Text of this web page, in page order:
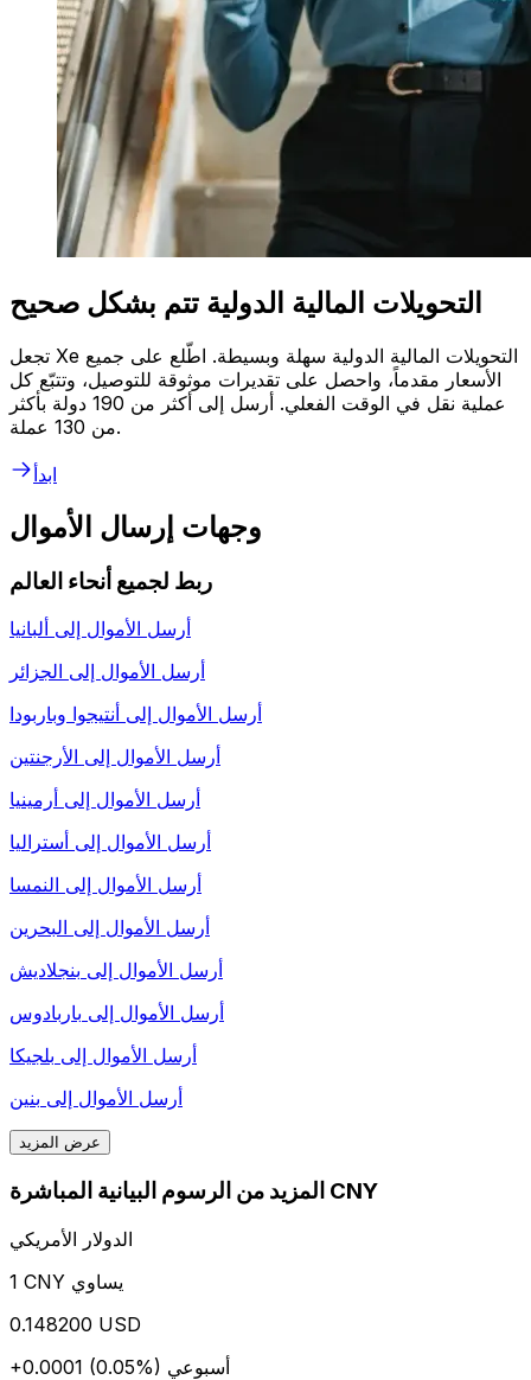
التحويلات المالية الدولية تتم بشكل صحيح
تجعل Xe التحويلات المالية الدولية سهلة وبسيطة. اطّلع على جميع
الأسعار مقدماً، واحصل على تقديرات موثوقة للتوصيل، وتتبّع كل
عملية نقل في الوقت الفعلي. أرسل إلى أكثر من 190 دولة بأكثر
من 130 عملة.
ابدأ
وجهات إرسال الأموال
ربط لجميع أنحاء العالم
أرسل الأموال إلى ألبانيا
أرسل الأموال إلى الجزائر
أرسل الأموال إلى أنتيجوا وباربودا
أرسل الأموال إلى الأرجنتين
أرسل الأموال إلى أرمينيا
أرسل الأموال إلى أستراليا
أرسل الأموال إلى النمسا
أرسل الأموال إلى البحرين
أرسل الأموال إلى بنجلاديش
أرسل الأموال إلى باربادوس
أرسل الأموال إلى بلجيكا
أرسل الأموال إلى بنين
عرض المزيد
المزيد من الرسوم البيانية المباشرة CNY
الدولار الأمريكي
1 CNY يساوي
0.148200 USD
+0.0001 (0.05%) أسبوعي